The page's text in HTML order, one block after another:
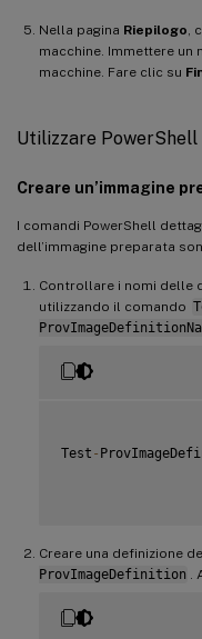
Nella pagina Riepilogo ,
macchine. Immettere un
macchine. Fare clic su
Utilizzare PowerShell
Creare un’immagine
I comandi PowerShell
dell’immagine preparata
Controllare i nomi delle
utilizzando il comando
Test -
Creare una definizione
ProvImageDefinition